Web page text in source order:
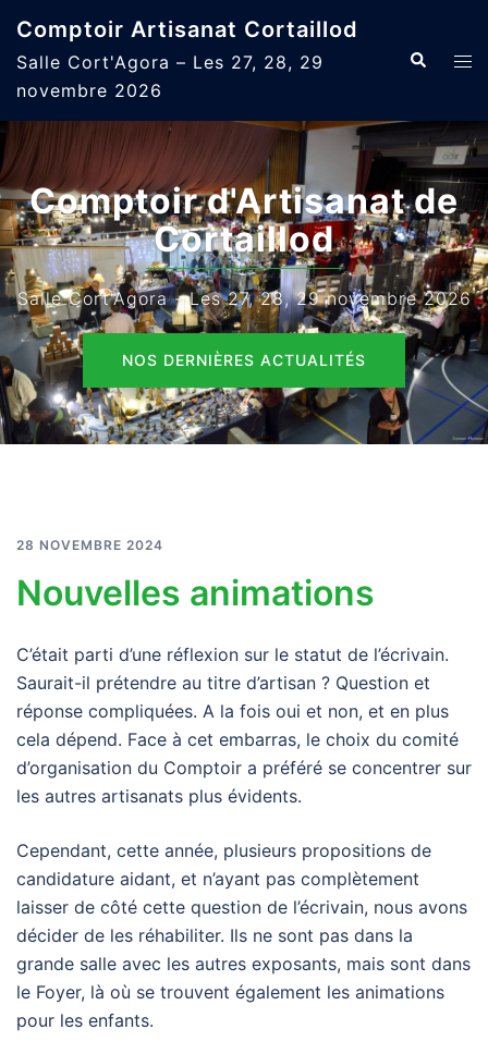
contenu
Comptoir Artisanat Cortaillod
Salle Cort'Agora – Les 27, 28, 29
novembre 2026
Comptoir d'Artisanat de
Cortaillod
Salle Cort'Agora - Les 27, 28, 29 novembre 2026
NOS DERNIÈRES ACTUALITÉS
28 NOVEMBRE 2024
Nouvelles animations
C’était parti d’une réflexion sur le statut de l’écrivain.
Saurait-il prétendre au titre d’artisan ? Question et
réponse compliquées. A la fois oui et non, et en plus
cela dépend. Face à cet embarras, le choix du comité
d’organisation du Comptoir a préféré se concentrer sur
les autres artisanats plus évidents.
Cependant, cette année, plusieurs propositions de
candidature aidant, et n’ayant pas complètement
laisser de côté cette question de l’écrivain, nous avons
décider de les réhabiliter. Ils ne sont pas dans la
grande salle avec les autres exposants, mais sont dans
le Foyer, là où se trouvent également les animations
pour les enfants.